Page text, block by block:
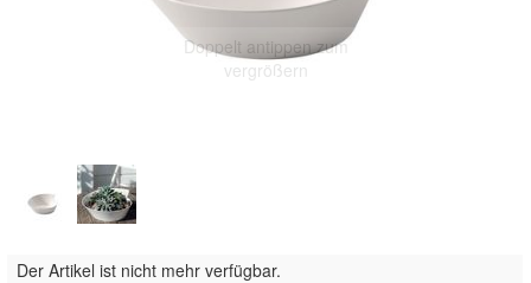
Doppelt antippen zum
vergrößern
Der Artikel ist nicht mehr verfügbar.